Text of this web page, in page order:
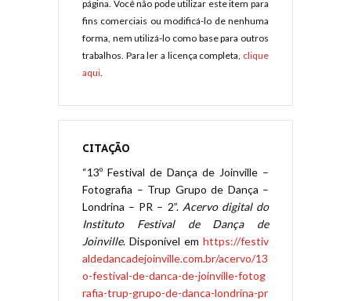
página. Você não pode utilizar este item para
fins comerciais ou modificá-lo de nenhuma
forma, nem utilizá-lo como base para outros
trabalhos. Para ler a licença completa, clique
aqui.
CITAÇÃO
“13º Festival de Dança de Joinville –
Fotografia – Trup Grupo de Dança –
Londrina – PR – 2”. Acervo digital do
Instituto Festival de Dança de
Joinville. Disponível em https://festiv
aldedancadejoinville.com.br/acervo/13
o-festival-de-danca-de-joinville-fotog
rafia-trup-grupo-de-danca-londrina-pr